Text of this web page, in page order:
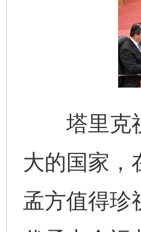
塔里克祝
大的国家，
孟方值得珍